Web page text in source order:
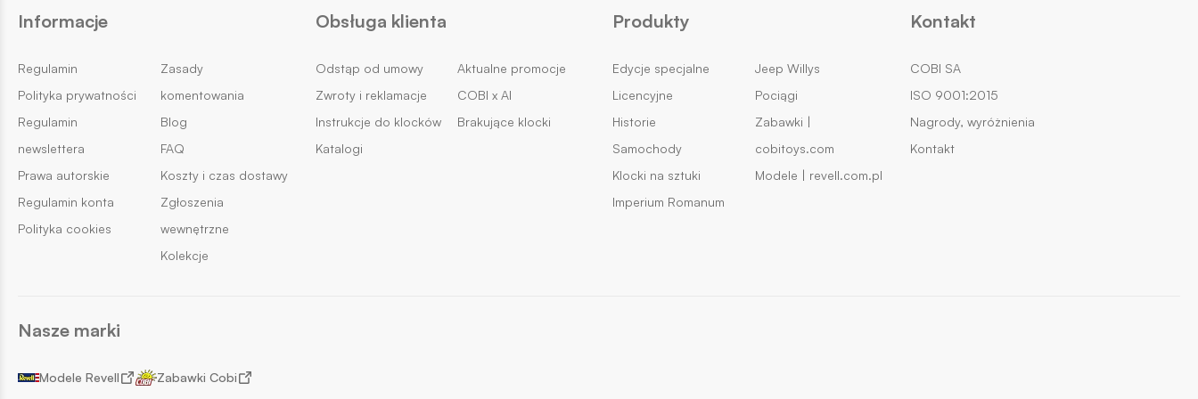
Informacje
Regulamin
Polityka prywatności
Regulamin
newslettera
Prawa autorskie
Regulamin konta
Polityka cookies
Zasady
komentowania
Blog
FAQ
Koszty i czas dostawy
Zgłoszenia
wewnętrzne
Kolekcje
Obsługa klienta
Odstąp od umowy
Zwroty i reklamacje
Instrukcje do klocków
Katalogi
Aktualne promocje
COBI x AI
Brakujące klocki
Produkty
Edycje specjalne
Licencyjne
Historie
Samochody
Klocki na sztuki
Imperium Romanum
Jeep Willys
Pociągi
Zabawki |
cobitoys.com
Modele | revell.com.pl
Kontakt
COBI SA
ISO 9001:2015
Nagrody, wyróżnienia
Kontakt
Nasze marki
Modele Revell Zabawki Cobi